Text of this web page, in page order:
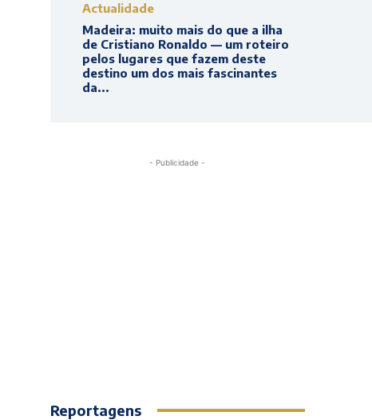
Actualidade
Madeira: muito mais do que a ilha
de Cristiano Ronaldo — um roteiro
pelos lugares que fazem deste
destino um dos mais fascinantes
da...
- Publicidade -
Reportagens